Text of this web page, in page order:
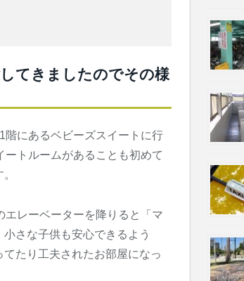
てきましたのでその様
階にあるベビーズスイートに行
トルームがあることも初めて
レーベーターを降りると「マ
さな子供も安心できるよう
たり工夫されたお部屋になっ